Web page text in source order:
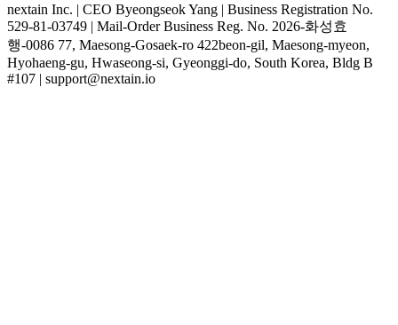
nextain Inc. | CEO Byeongseok Yang | Business Registration No.
529-81-03749 | Mail-Order Business Reg. No. 2026-화성효
행-0086 77, Maesong-Gosaek-ro 422beon-gil, Maesong-myeon,
Hyohaeng-gu, Hwaseong-si, Gyeonggi-do, South Korea, Bldg B
#107 | support@nextain.io